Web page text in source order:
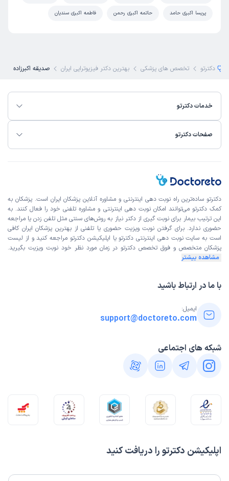
پریسا اکبری حامد حاتمه اکبری رحمن فاطمه اکبری سندیان
دکترتو تخصص های پزشکی بهترین دکتر فیزیوتراپی ایران صدیقه اکبرزاده
خدمات دکترتو
صفحات دکترتو
اپلیکیشن دکترتو را دریافت کنید
دکترتو ساده‌ترین راه نوبت‌ دهی اینترنتی و مشاوره آنلاین پزشکان ایران است. پزشکان به
کمک دکترتو می‌توانند امکان نوبت دهی اینترنتی و مشاوره تلفنی خود را فعال کنند. به
این ترتیب بیمار برای نوبت گیری از دکتر نیاز به روش‌های سنتی مثل تلفن زدن یا مراجعه
حضوری ندارد. برای گرفتن نوبت ویزیت حضوری یا تلفنی از بهترین پزشکان ایران کافی
است به سایت نوبت دهی اینترنتی دکترتو یا اپلیکیشن دکترتو مراجعه کنید و از لیست
پزشکان متخصص و فوق تخصص دکترتو در زمان مورد نظر خود نوبت ویزیت بگیرید.
مشاهده بیشتر
با ما در ارتباط باشید
ایمیل:
support@doctoreto.com
شبکه های اجتماعی